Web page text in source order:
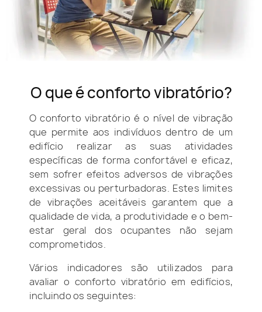
O que é conforto vibratório?
O conforto vibratório é o nível de vibração
que permite aos indivíduos dentro de um
edifício realizar as suas atividades
específicas de forma confortável e eficaz,
sem sofrer efeitos adversos de vibrações
excessivas ou perturbadoras. Estes limites
de vibrações aceitáveis garantem que a
qualidade de vida, a produtividade e o bem-
estar geral dos ocupantes não sejam
comprometidos.
Vários indicadores são utilizados para
avaliar o conforto vibratório em edifícios,
incluindo os seguintes: